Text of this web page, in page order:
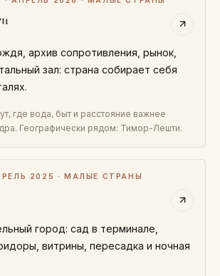
архив сопротивления, рынок,
зал: страна собирает себя
где вода, быт и расстояние важнее
Географически рядом: Тимор-Лешти.
2025 · МАЛЫЕ СТРАНЫ
город: сад в терминале,
витрины, пересадка и ночная